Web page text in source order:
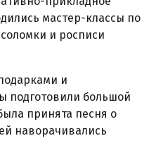
мастер-классы по
и росписи
и
подготовили большой
принята песня о
наворачивались